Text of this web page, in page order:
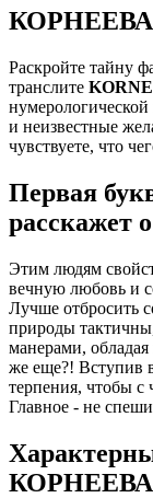
КОРНЕЕВА
Раскройте тайну
транслите
и неизвестные
чувствуете, что
Первая
расскажет
Этим людям
вечную любовь и
Лучше отбросить
природы
манерами,
же еще?! Вступив
терпения, чтобы с
Главное - не
КОРНЕЕВА